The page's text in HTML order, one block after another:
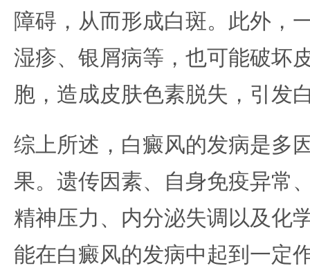
障碍，从而形成白斑。此外，
湿疹、银屑病等，也可能破坏
胞，造成皮肤色素脱失，引发
综上所述，白癜风的发病是多
果。遗传因素、自身免疫异常
精神压力、内分泌失调以及化
能在白癜风的发病中起到一定